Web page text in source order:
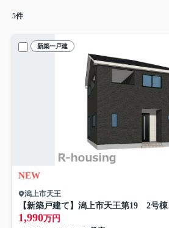
5件
新築一戸建
NEW
潟上市天王
【新築戸建て】潟上市天王第19 2号棟
1,990万円